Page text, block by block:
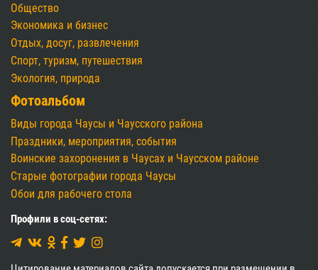
Общество
Экономика и бизнес
Отдых, досуг, развлечения
Спорт, туризм, путешествия
Экология, природа
Фотоальбом
Виды города Чаусы и Чаусского района
Праздники, мероприятия, события
Воинские захоронения в Чаусах и Чаусском районе
Старые фотографии города Чаусы
Обои для рабочего стола
Профили в соц-сетях: